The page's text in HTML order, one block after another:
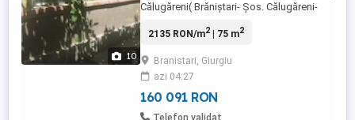
10
Călugăreni( Brăniștari- Șos. Călugăreni-
paiantă ,4 camere , curent electric,2 puțuri
120 metri la Șos Călugăreni-Comana,
cadastru și intabulare, PREȚ : 30.500 euro,
PROPRIETAR!!! Zonă ...
2135 RON/m2| 75 m2
Branistari, Giurgiu
azi 04:27
160 091 RON
Telefon validat